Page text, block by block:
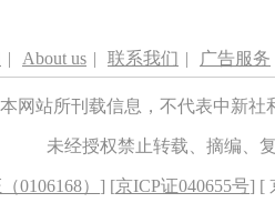
| About us | 联系我们 | 广告服务
本网站所刊载信息，不代表中新
未经授权禁止转载、摘编、
0106168） ] [京ICP证040655号] [